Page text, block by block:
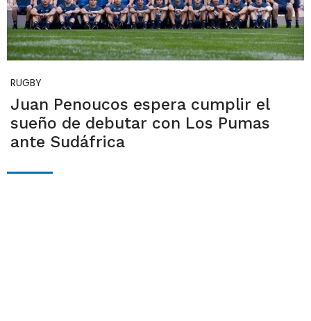
RUGBY
Juan Penoucos espera cumplir el
sueño de debutar con Los Pumas
ante Sudáfrica